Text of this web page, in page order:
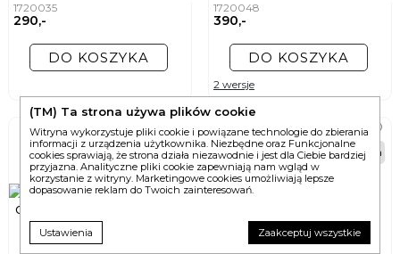
1720035
290,-
DO KOSZYKA
1720048
390,-
DO KOSZYKA
2 wersje
48h 48h
(TM) Ta strona używa plików cookie
Witryna wykorzystuje pliki cookie i powiązane technologie do zbierania
informacji z urządzenia użytkownika. Niezbędne oraz Funkcjonalne
cookies sprawiają, że strona działa niezawodnie i jest dla Ciebie bardziej
przyjazna. Analityczne pliki cookie zapewniają nam wgląd w
korzystanie z witryny. Marketingowe cookies umożliwiają lepsze
dopasowanie reklam do Twoich zainteresowań.
Ustawienia Zaakceptuj wszystkie